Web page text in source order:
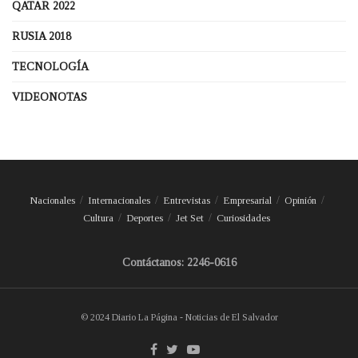
QATAR 2022
RUSIA 2018
TECNOLOGÍA
VIDEONOTAS
Nacionales Internacionales Entrevistas Empresarial
Opinión
Cultura
Deportes Jet Set Curiosidades
Contáctanos: 2246-0616
© 2024 Diario La Página - Noticias de El Salvador